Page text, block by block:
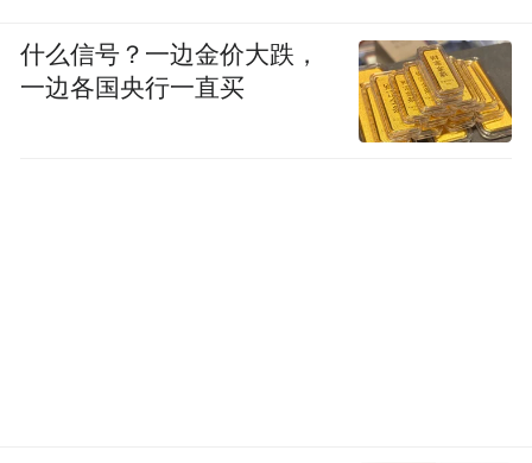
什么信号？一边金价大跌，
一边各国央行一直买